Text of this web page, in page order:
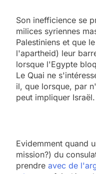
Son inefficience se
milices syriennes
Palestiniens et que
l'apartheid) leur
lorsque l'Egypte
Le Quai ne
il, que lorsque, par
peut impliquer Israël.
Evidemment quand
mission?) du
prendre avec de